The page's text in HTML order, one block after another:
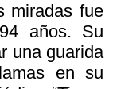
miradas fue
años. Su
una guarida
en su